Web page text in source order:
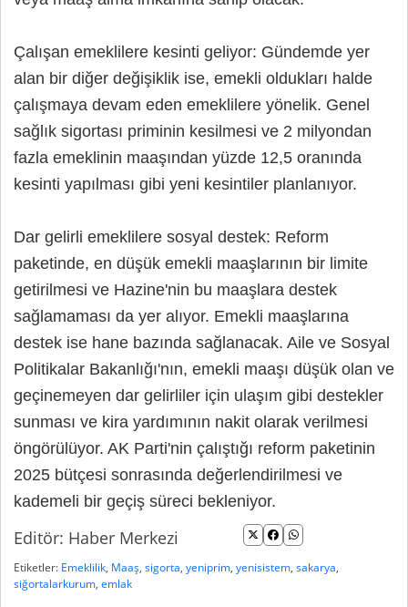
Çalışan emeklilere kesinti geliyor: Gündemde yer
alan bir diğer değişiklik ise, emekli oldukları halde
çalışmaya devam eden emeklilere yönelik. Genel
sağlık sigortası priminin kesilmesi ve 2 milyondan
fazla emeklinin maaşından yüzde 12,5 oranında
kesinti yapılması gibi yeni kesintiler planlanıyor.
Dar gelirli emeklilere sosyal destek: Reform
paketinde, en düşük emekli maaşlarının bir limite
getirilmesi ve Hazine'nin bu maaşlara destek
sağlamaması da yer alıyor. Emekli maaşlarına
destek ise hane bazında sağlanacak. Aile ve Sosyal
Politikalar Bakanlığı'nın, emekli maaşı düşük olan ve
geçinemeyen dar gelirliler için ulaşım gibi destekler
sunması ve kira yardımının nakit olarak verilmesi
öngörülüyor. AK Parti'nin çalıştığı reform paketinin
2025 bütçesi sonrasında değerlendirilmesi ve
kademeli bir geçiş süreci bekleniyor.
Editör: Haber Merkezi
Etiketler: Emeklilik, Maaş, sigorta, yeniprim, yenisistem, sakarya,
siğortalarkurum, emlak